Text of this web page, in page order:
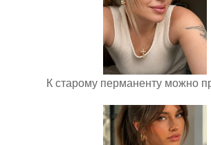
К старому перманенту можно